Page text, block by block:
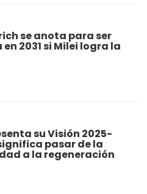
se anota para ser
2031 si Milei logra la
su Visión 2025-
pasar de la
a la regeneración